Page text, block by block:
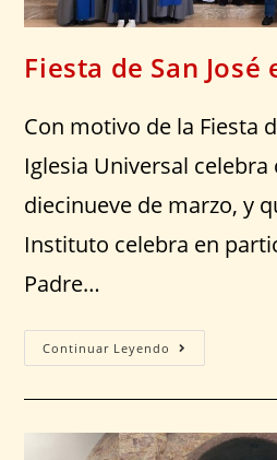
Fiesta de San José
Con motivo de la Fiesta
Iglesia Universal celebra
diecinueve de marzo, y
Instituto celebra en
Padre…
Continuar Leyendo